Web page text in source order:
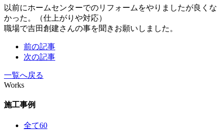
以前にホームセンターでのリフォームをやりましたが良くな
かった。（仕上がりや対応）
職場で吉田創建さんの事を聞きお願いしました。
前の記事
次の記事
一覧へ戻る
Works
施工事例
全て60